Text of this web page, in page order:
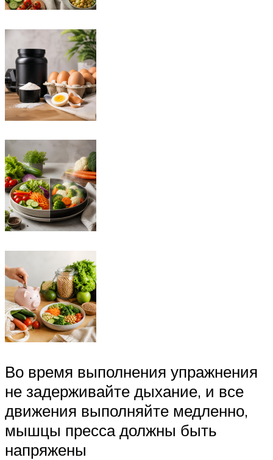
Во время выполнения упражнения
не задерживайте дыхание, и все
движения выполняйте медленно,
мышцы пресса должны быть
напряжены